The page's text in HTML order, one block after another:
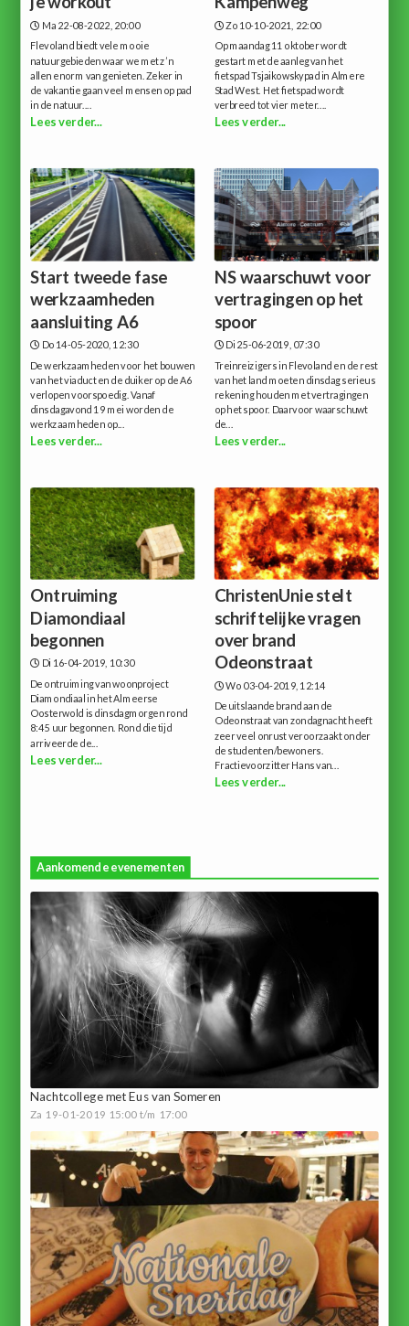
Ma 22-08-2022, 20:00
Flevoland biedt vele mooie
natuurgebieden waar we met z’n
allen enorm van genieten. Zeker in
de vakantie gaan veel mensen op pad
in de natuur....
Lees verder...
Zo 10-10-2021, 22:00
Op maandag 11 oktober wordt
gestart met de aanleg van het
fietspad Tsjaikowskypad in Almere
Stad West. Het fietspad wordt
verbreed tot vier meter....
Lees verder...
Start tweede fase
werkzaamheden
aansluiting A6
Do 14-05-2020, 12:30
De werkzaamheden voor het bouwen
van het viaduct en de duiker op de A6
verlopen voorspoedig. Vanaf
dinsdagavond 19 mei worden de
werkzaamheden op...
Lees verder...
NS waarschuwt voor
vertragingen op het
spoor
Di 25-06-2019, 07:30
Treinreizigers in Flevoland en de rest
van het land moeten dinsdag serieus
rekening houden met vertragingen
op het spoor. Daarvoor waarschuwt
de...
Lees verder...
Ontruiming
Diamondiaal
begonnen
Di 16-04-2019, 10:30
De ontruiming van woonproject
Diamondiaal in het Almeerse
Oosterwold is dinsdagmorgen rond
8:45 uur begonnen. Rond die tijd
arriveerde de...
Lees verder...
ChristenUnie stelt
schriftelijke vragen
over brand
Odeonstraat
Wo 03-04-2019, 12:14
De uitslaande brand aan de
Odeonstraat van zondagnacht heeft
zeer veel onrust veroorzaakt onder
de studenten/bewoners.
Fractievoorzitter Hans van...
Lees verder...
Aankomende evenementen
Nachtcollege met Eus van Someren
Za 19-01-2019 15:00 t/m 17:00